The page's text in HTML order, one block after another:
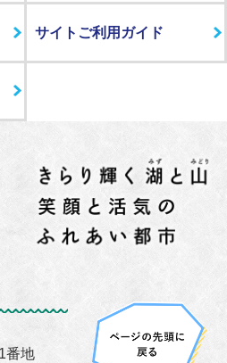
サイトご利用ガイド
番地